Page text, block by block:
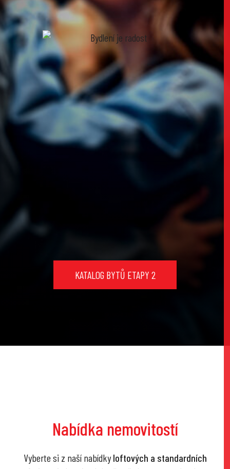
KATALOG BYTŮ ETAPY 2
Nabídka nemovitostí
Vyberte si z naší nabídky loftových a standardních